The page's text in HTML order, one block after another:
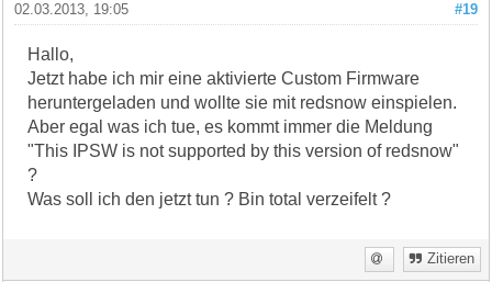
#19
02.03.2013, 19:05
Hallo,
Jetzt habe ich mir eine aktivierte Custom Firmware
heruntergeladen und wollte sie mit redsnow einspielen.
Aber egal was ich tue, es kommt immer die Meldung
"This IPSW is not supported by this version of redsnow"
?
Was soll ich den jetzt tun ? Bin total verzeifelt ?
Zitieren